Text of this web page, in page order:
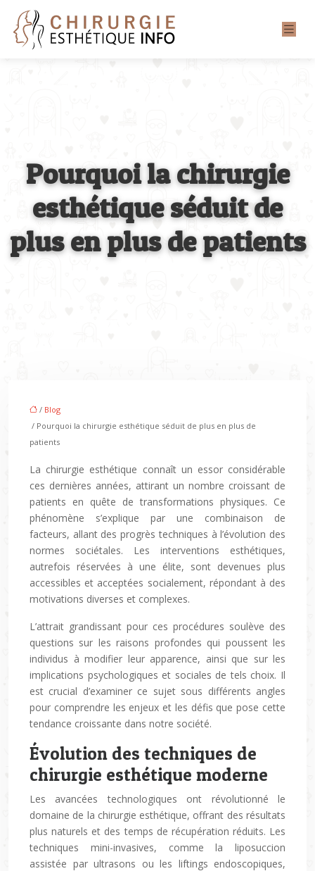
Pourquoi la chirurgie
esthétique séduit de
plus en plus de patients
/ Blog
/ Pourquoi la chirurgie esthétique séduit de plus en plus de
patients
La chirurgie esthétique connaît un essor considérable
ces dernières années, attirant un nombre croissant de
patients en quête de transformations physiques. Ce
phénomène s’explique par une combinaison de
facteurs, allant des progrès techniques à l’évolution des
normes sociétales. Les interventions esthétiques,
autrefois réservées à une élite, sont devenues plus
accessibles et acceptées socialement, répondant à des
motivations diverses et complexes.
L’attrait grandissant pour ces procédures soulève des
questions sur les raisons profondes qui poussent les
individus à modifier leur apparence, ainsi que sur les
implications psychologiques et sociales de tels choix. Il
est crucial d’examiner ce sujet sous différents angles
pour comprendre les enjeux et les défis que pose cette
tendance croissante dans notre société.
Évolution des techniques de
chirurgie esthétique moderne
Les avancées technologiques ont révolutionné le
domaine de la chirurgie esthétique, offrant des résultats
plus naturels et des temps de récupération réduits. Les
techniques mini-invasives, comme la liposuccion
assistée par ultrasons ou les liftings endoscopiques,